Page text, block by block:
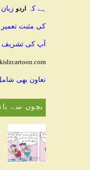
ہے کہ اردو
کی مثبت
آپ کی تشریف
تعاون بھی
بچوں سے